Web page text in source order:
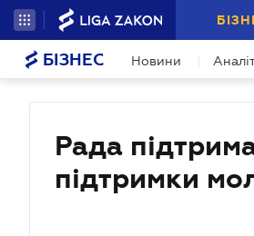
БІЗНЕС Новини
Рада
підтримки